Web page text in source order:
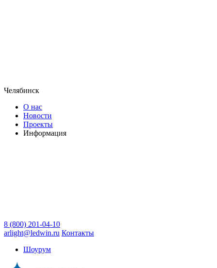
Челябинск
О нас
Новости
Проекты
Информация
8 (800) 201-04-10
arlight@ledwin.ru Контакты
Шоурум